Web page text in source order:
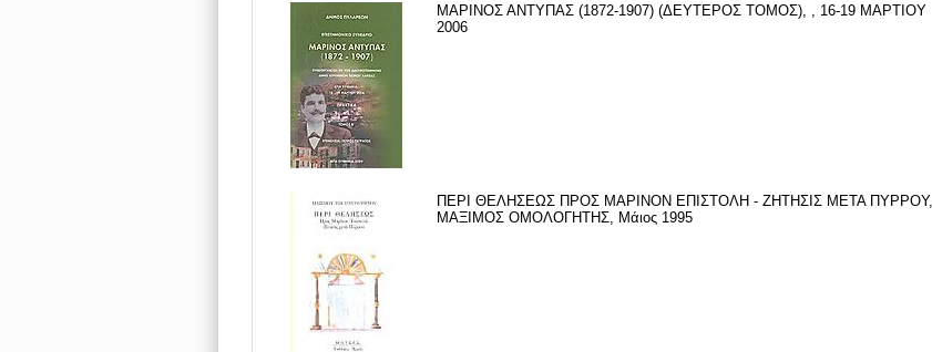
ΜΑΡΙΝΟΣ ΑΝΤΥΠΑΣ (1872-1907) (ΔΕΥΤΕΡΟΣ ΤΟΜΟΣ), , 16-19 ΜΑΡΤΙΟΥ
2006
ΠΕΡΙ ΘΕΛΗΣΕΩΣ ΠΡΟΣ ΜΑΡΙΝΟΝ ΕΠΙΣΤΟΛΗ - ΖΗΤΗΣΙΣ ΜΕΤΑ ΠΥΡΡΟΥ,
ΜΑΞΙΜΟΣ ΟΜΟΛΟΓΗΤΗΣ, Μάιος 1995